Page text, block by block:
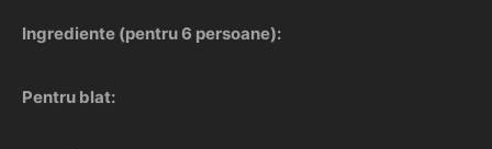
Ingrediente (pentru 6 persoane):
Pentru blat: